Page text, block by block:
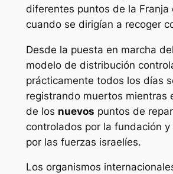
diferentes puntos de la Franja
cuando se dirigían a recoger
Desde la puesta en marcha
modelo de distribución
prácticamente todos los días
registrando muertos mientras
de los nuevos puntos de
controlados por la fundación
por las fuerzas israelíes.
Los organismos